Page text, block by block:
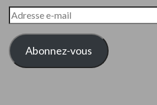
ADRESSE
E-
MAIL
Abonnez-vous